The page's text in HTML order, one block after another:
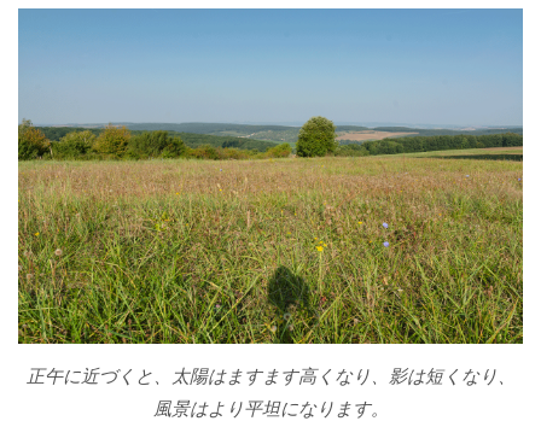
正午に近づくと、太陽はますます高くなり、影は短くなり、
風景はより平坦になります。